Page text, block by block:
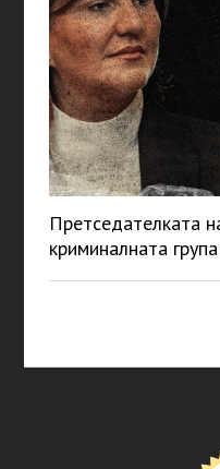
Претседателката
криминалната